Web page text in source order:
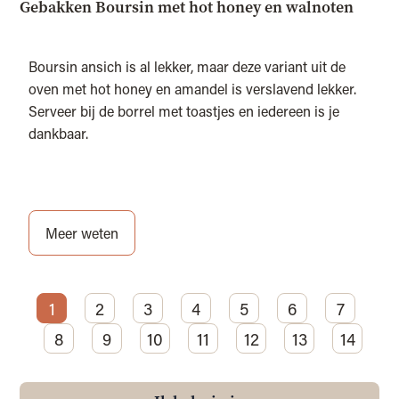
Gebakken Boursin met hot honey en walnoten
Boursin ansich is al lekker, maar deze variant uit de
oven met hot honey en amandel is verslavend lekker.
Serveer bij de borrel met toastjes en iedereen is je
dankbaar.
Meer weten
1 2 3 4 5 6
7
8
9 10 11 12 13 14